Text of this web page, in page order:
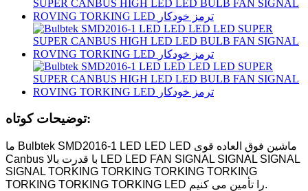
توضیحات کوتاه:
ما Bulbtek SMD2016-1 LED LED LED ماشین فوق العاده قوی
Canbus با قدرت بالا LED LED FAN SIGNAL SIGNAL SIGNAL
SIGNAL TORKING TORKING TORKING TORKING
TORKING TORKING TORKING LED را تأمین می کنیم.